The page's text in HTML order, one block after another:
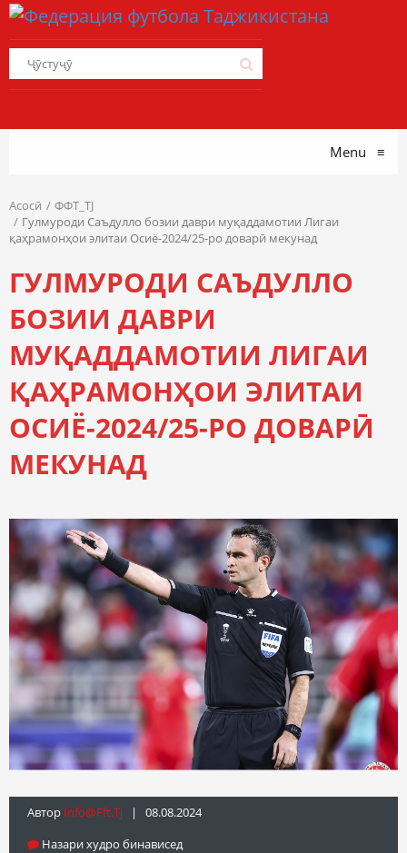
Menu ≡
Асосӣ
ФФТ_TJ
Гулмуроди Саъдулло бозии даври муқаддамотии Лигаи
қаҳрамонҳои элитаи Осиё-2024/25-ро доварӣ мекунад
ГУЛМУРОДИ САЪДУЛЛО
БОЗИИ ДАВРИ
МУҚАДДАМОТИИ ЛИГАИ
ҚАҲРАМОНҲОИ ЭЛИТАИ
ОСИЁ-2024/25-РО ДОВАРӢ
МЕКУНАД
Автор Info@fft.tj | 08.08.2024
Назари худро бинависед